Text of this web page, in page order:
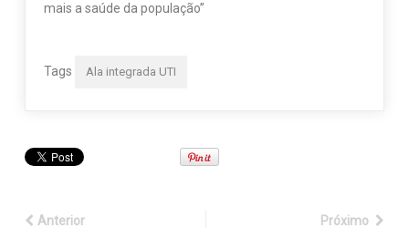
mais a saúde da população”
Tags Ala integrada UTI
Anterior Próximo